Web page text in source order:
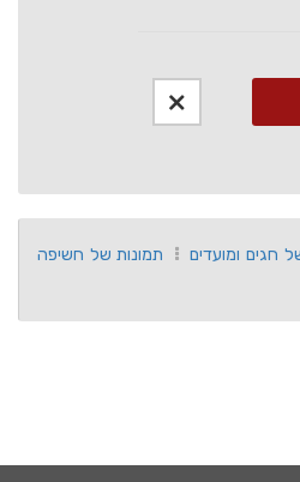
חגים ומועדים
תמונות של חשיפה